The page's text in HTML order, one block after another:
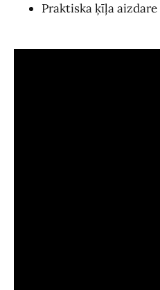
Praktiska ķīļa